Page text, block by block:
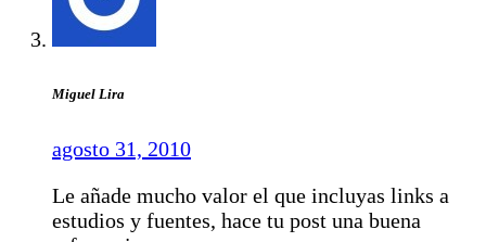
Miguel Lira
agosto 31, 2010
Le añade mucho valor el que incluyas links a
estudios y fuentes, hace tu post una buena